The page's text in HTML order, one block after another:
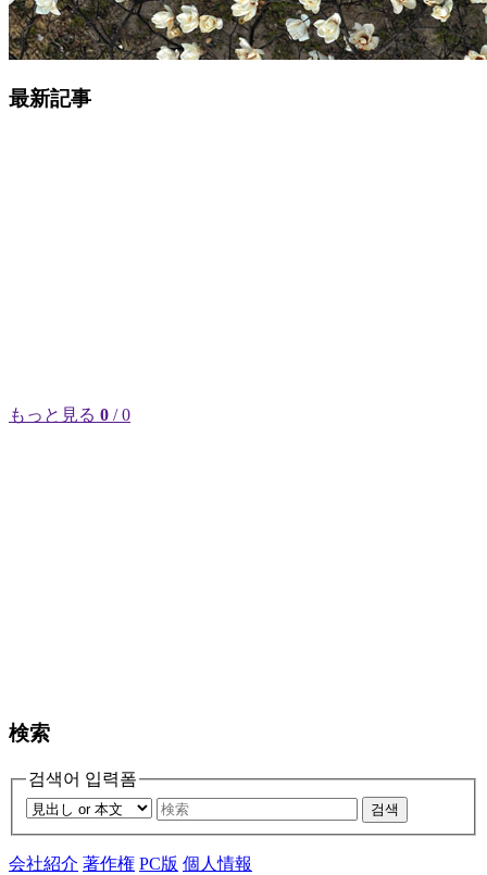
最新記事
もっと見る 0 / 0
検索
검색어 입력폼
검색
会社紹介 著作権 PC版 個人情報